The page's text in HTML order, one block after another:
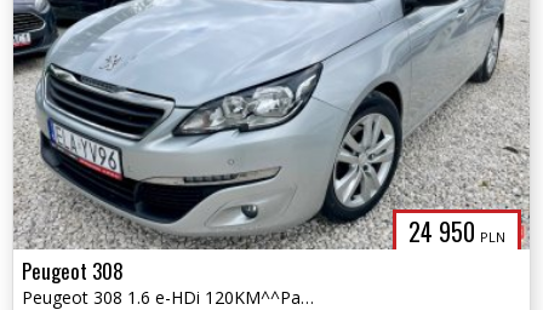
24 950 PLN
Peugeot 308
Peugeot 308 1.6 e-HDi 120KM^^Panorama^^Nawigacja^^Klimatronic^^Busines